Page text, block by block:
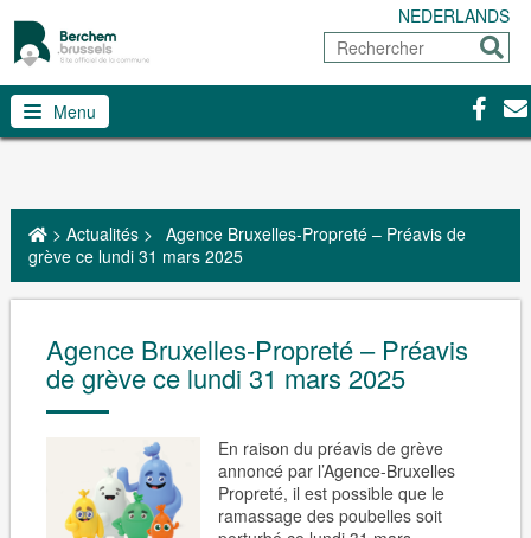
NEDERLANDS
Rechercher
Menu
> Actualités> Agence Bruxelles-Propreté – Préavis de
grève ce lundi 31 mars 2025
Agence Bruxelles-Propreté – Préavis
de grève ce lundi 31 mars 2025
En raison du préavis de grève
annoncé par l’Agence-Bruxelles
Propreté, il est possible que le
ramassage des poubelles soit